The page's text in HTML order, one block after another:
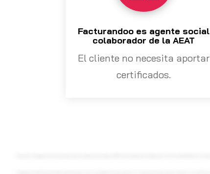
Facturandoo es agente social
colaborador de la AEAT
El cliente no necesita aportar
certificados.